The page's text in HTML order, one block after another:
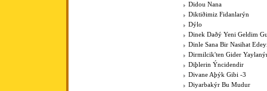
Didou Nana
Diktiðimiz Fidanlarýn
Dýlo
Dinek Daðý Yeni Geldim
Dinle Sana Bir Nasihat
Dirmilcik'ten Gider
Diþlerin Ýncidendir
Divane Aþýk Gibi -3
Diyarbakýr Bu Mudur